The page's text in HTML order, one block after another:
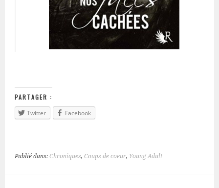
PARTAGER :
Twitter
Facebook
Publié dans:Chroniques,Coups de coeur, Young Adult